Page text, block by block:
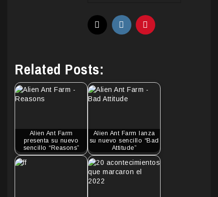
Related Posts:
Alien Ant Farm
presenta su nuevo
sencillo “Reasons”
Alien Ant Farm lanza
su nuevo sencillo “Bad
Attitude”